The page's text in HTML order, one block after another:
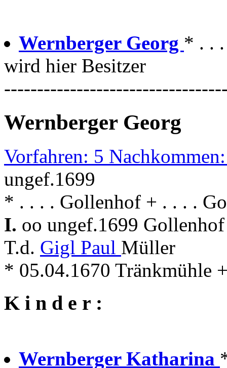
Wernberger Georg * . .
wird hier Besitzer
Wernberger Georg
Vorfahren: 5
ungef.1699
* . . . . Gollenhof + . . . .
I. oo ungef.1699
T.d. Gigl Paul Müller
* 05.04.1670 Tränkmühle
K i n d e r :
Wernberger Katharina